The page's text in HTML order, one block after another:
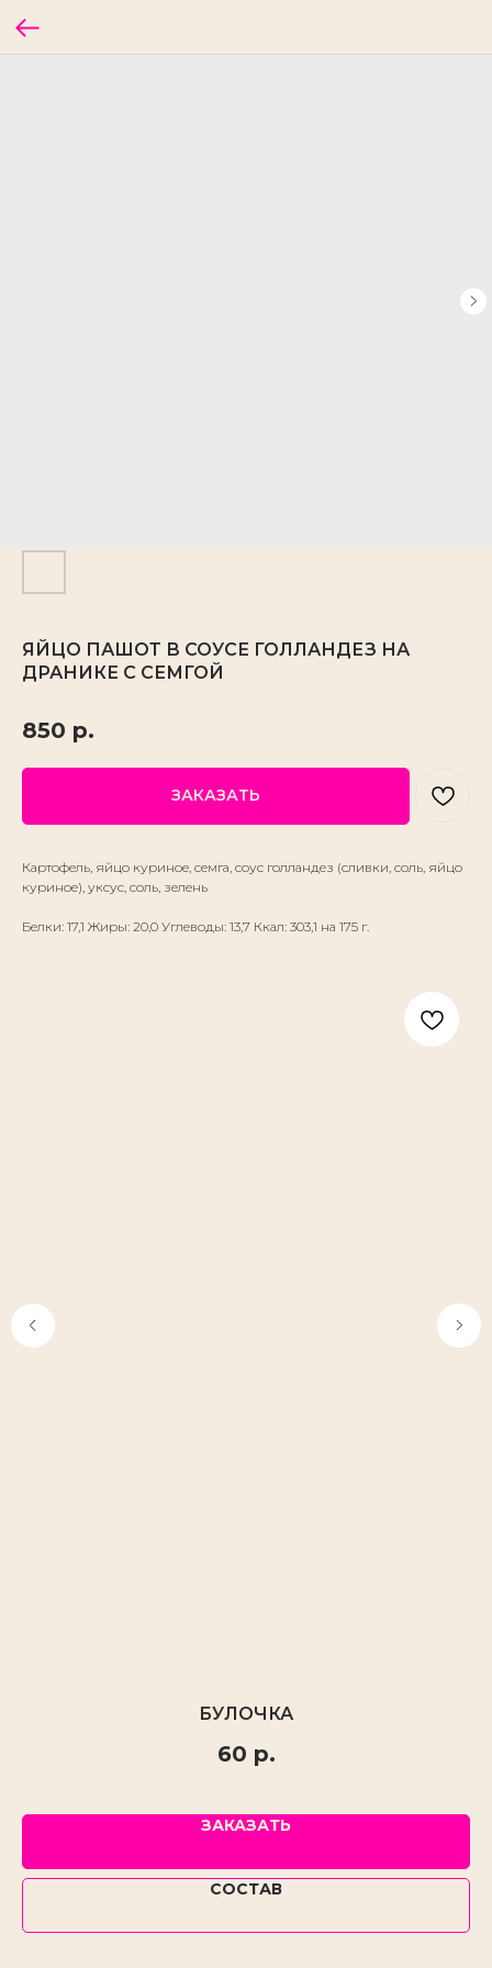
ЯЙЦО ПАШОТ В СОУСЕ ГОЛЛАНДЕЗ НА
ДРАНИКЕ С СЕМГОЙ
850 р.
ЗАКАЗАТЬ
Картофель, яйцо куриное, семга, соус голландез (сливки, соль, яйцо
куриное), уксус, соль, зелень
Белки: 17,1 Жиры: 20,0 Углеводы: 13,7 Ккал: 303,1 на 175 г.
БУЛОЧКА
60 р.
ЗАКАЗАТЬ
СОСТАВ